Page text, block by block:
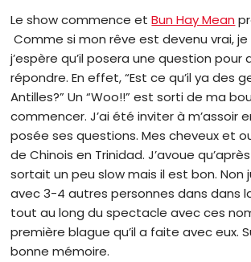
Le show commence etBun Hay Mean
Comme si mon rêve est devenu vrai,
j’espère qu’il posera une question pour
répondre. En effet, “Est ce qu’il ya des
Antilles?” Un “Woo!!” est sorti de ma
commencer. J’ai été inviter à m’assoir
posée ses questions. Mes cheveux et
de Chinois en Trinidad. J’avoue
sortait un peu slow mais il est bon. Non
avec 3-4 autres personnes dans dans
tout au long du spectacle avec ces
première blague qu’il a faite avec eux.
bonne mémoire.